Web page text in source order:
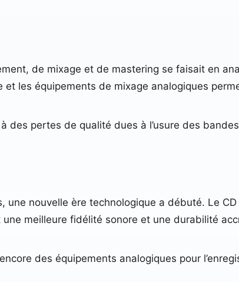
de mixage et de mastering se faisait en
les équipements de mixage analogiques
des pertes de qualité dues à l’usure des
une nouvelle ère technologique a débuté. Le
meilleure fidélité sonore et une durabilité
des équipements analogiques pour